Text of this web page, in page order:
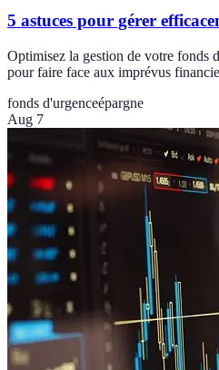
5 astuces pour gérer
Optimisez la gestion de votre fonds
pour faire face aux imprévus
fonds d'urgenceépargne
Aug 7